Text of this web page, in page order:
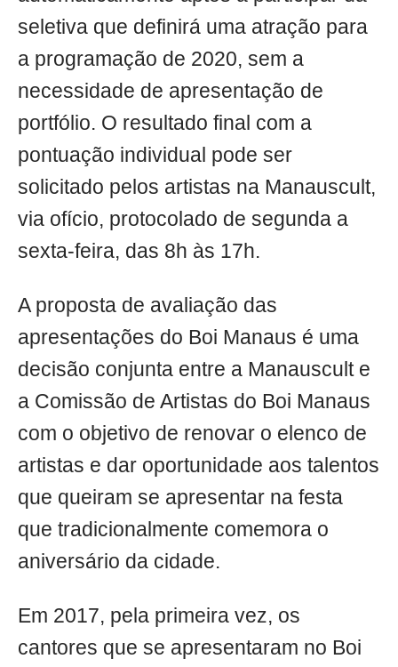
seletiva que definirá uma atração para
a programação de 2020, sem a
necessidade de apresentação de
portfólio. O resultado final com a
pontuação individual pode ser
solicitado pelos artistas na Manauscult,
via ofício, protocolado de segunda a
sexta-feira, das 8h às 17h.
A proposta de avaliação das
apresentações do Boi Manaus é uma
decisão conjunta entre a Manauscult e
a Comissão de Artistas do Boi Manaus
com o objetivo de renovar o elenco de
artistas e dar oportunidade aos talentos
que queiram se apresentar na festa
que tradicionalmente comemora o
aniversário da cidade.
Em 2017, pela primeira vez, os
cantores que se apresentaram no Boi